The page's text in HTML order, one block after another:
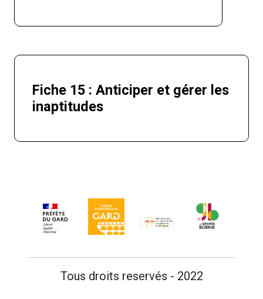
Fiche 15 : Anticiper et gérer les
inaptitudes
Tous droits reservés - 2022